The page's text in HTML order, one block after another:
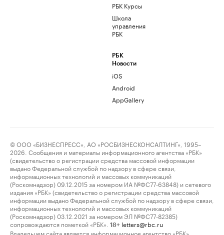
РБК Курсы
Школа
управления
РБК
РБК
Новости
iOS
Android
AppGallery
© ООО «БИЗНЕСПРЕСС», АО «РОСБИЗНЕСКОНСАЛТИНГ», 1995–
2026. Сообщения и материалы информационного агентства «РБК»
(свидетельство о регистрации средства массовой информации
выдано Федеральной службой по надзору в сфере связи,
информационных технологий и массовых коммуникаций
(Роскомнадзор) 09.12.2015 за номером ИА №ФС77-63848) и сетевого
издания «РБК» (свидетельство о регистрации средства массовой
информации выдано Федеральной службой по надзору в сфере связи,
информационных технологий и массовых коммуникаций
(Роскомнадзор) 03.12.2021 за номером ЭЛ №ФС77-82385)
сопровождаются пометкой «РБК».
18+ letters@rbc.ru
Владельцем сайта является информационное агентство «РБК».